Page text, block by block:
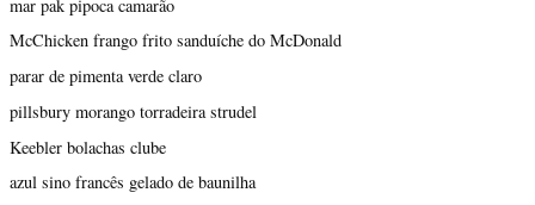
mar pak pipoca camarão
McChicken frango frito sanduíche do McDonald
parar de pimenta verde claro
pillsbury morango torradeira strudel
Keebler bolachas clube
azul sino francês gelado de baunilha